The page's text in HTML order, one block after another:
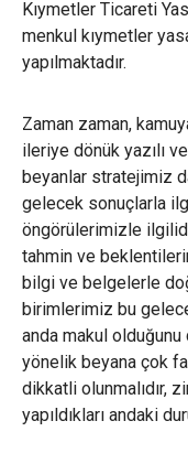
Kıymetler Ticareti
menkul kıymetler
yapılmaktadır.
Zaman zaman,
ileriye dönük yazılı
beyanlar stratejimiz
gelecek sonuçlarla
öngörülerimizle
tahmin ve
bilgi ve belgelerle
birimlerimiz bu
anda makul
yönelik beyana çok
dikkatli olunmalıdır,
yapıldıkları andaki